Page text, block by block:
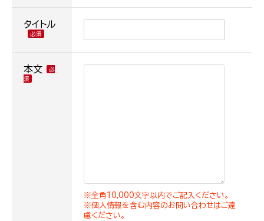
タイトル
本文
※全角10,000文字以内でご記入ください。
※個人情報を含む内容のお問い合わせはご遠
慮ください。